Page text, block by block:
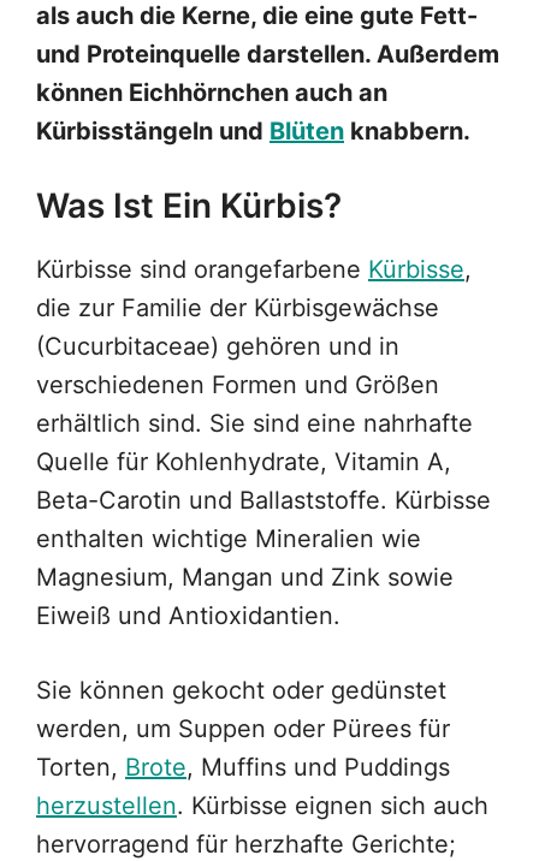
als auch die Kerne, die eine gute Fett-
und Proteinquelle darstellen. Außerdem
können Eichhörnchen auch an
Kürbisstängeln und Blüten knabbern.
Was Ist Ein Kürbis?
Kürbisse sind orangefarbene Kürbisse,
die zur Familie der Kürbisgewächse
(Cucurbitaceae) gehören und in
verschiedenen Formen und Größen
erhältlich sind. Sie sind eine nahrhafte
Quelle für Kohlenhydrate, Vitamin A,
Beta-Carotin und Ballaststoffe. Kürbisse
enthalten wichtige Mineralien wie
Magnesium, Mangan und Zink sowie
Eiweiß und Antioxidantien.
Sie können gekocht oder gedünstet
werden, um Suppen oder Pürees für
Torten, Brote, Muffins und Puddings
herzustellen. Kürbisse eignen sich auch
hervorragend für herzhafte Gerichte;